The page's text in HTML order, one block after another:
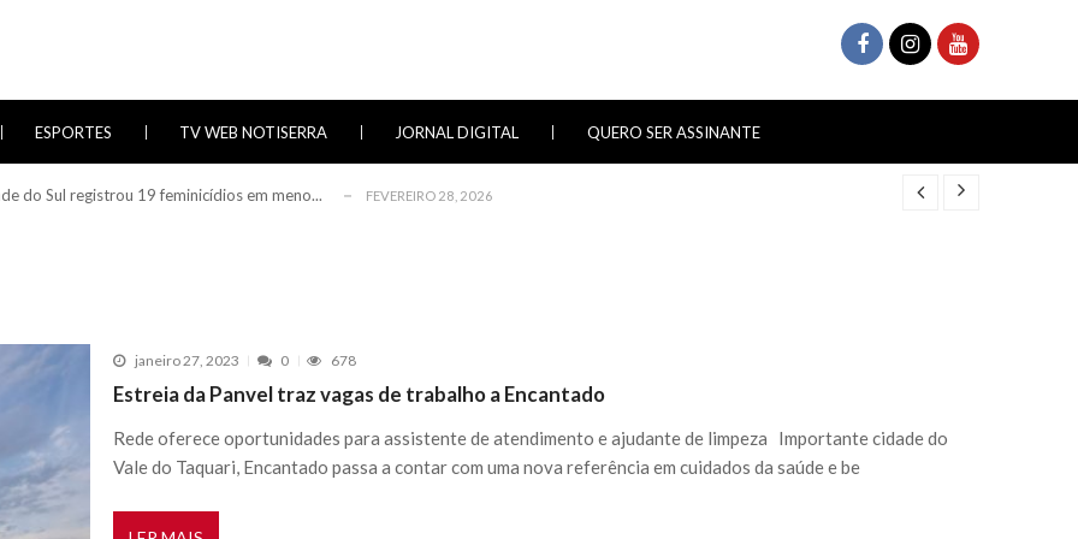
ESPORTES TV WEB NOTISERRA JORNAL DIGITAL QUERO SER ASSINANTE
Natal no Morro Celebra 150 Anos da Imi...
do Sul registrou 19 feminicídios em meno... FEVEREIRO 28, 2026
Natal no Morro Celebra 150 Anos da Imi...
de “Boca” Enfrentarão Novo Júri
do Sul registrou 19 feminicídios em meno...
janeiro 27, 2023 0 678
Estreia da Panvel traz vagas de trabalho a Encantado
Rede oferece oportunidades para assistente de atendimento e ajudante de limpeza Importante cidade do
Vale do Taquari, Encantado passa a contar com uma nova referência em cuidados da saúde e be